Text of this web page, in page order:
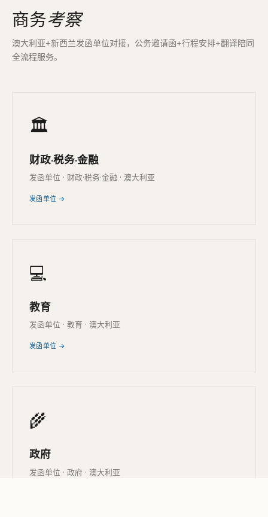
商务考察
澳大利亚+新西兰发函单位对接，公务邀请函+行程安排+翻译陪同
全流程服务。
🏛
财政·税务·金融
发函单位 · 财政·税务·金融 · 澳大利亚
发函单位 →
💻
教育
发函单位 · 教育 · 澳大利亚
发函单位 →
🌾
政府
发函单位 · 政府 · 澳大利亚